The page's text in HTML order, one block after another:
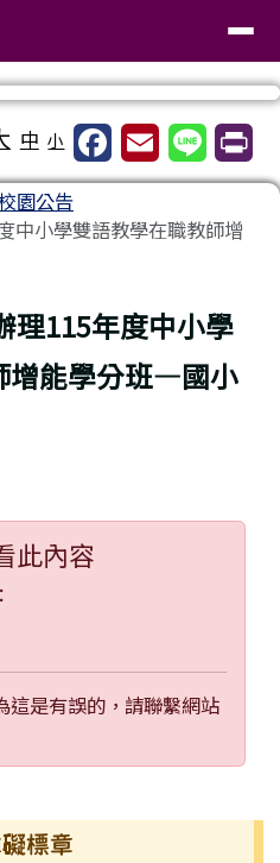
中 小
園公告
中小學雙語教學在職教師增
理115年度中小學
增能學分班—國小
此內容
這是有誤的，請聯繫網站
標章